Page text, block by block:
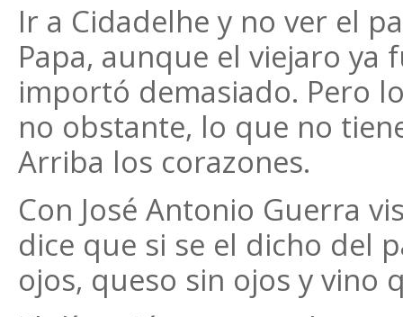
Ir a Cidadelhe y no ver el
Papa, aunque el viejaro ya
importó demasiado. Pero
no obstante, lo que no
Arriba los corazones.
Con José Antonio Guerra
dice que si se el dicho del
ojos, queso sin ojos y vino